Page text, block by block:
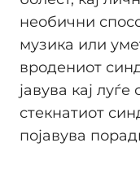
необични
музика или
вродениот
јавува кај
стекнатиот
појавува